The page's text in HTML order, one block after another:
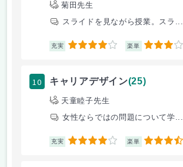
菊田先生
スライドを見ながら授業。スラ...
充実 4 楽単 3
10 キャリアデザイン(25)
天童睦子先生
女性ならではの問題について学...
充実 4 楽単 3.5